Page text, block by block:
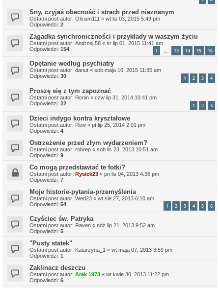
Sny, czyjaś obecność i strach przed nieznanym
Ostatni post autor: Olciam111 « wt lis 03, 2015 5:49 pm
Odpowiedzi: 2
Zagadka synchroniczności i przykłady w waszym życiu
Ostatni post autor: Andrzej 58 « śr lip 01, 2015 11:41 am
Odpowiedzi: 154 1 13 14 15 16
Opętanie według psychiatry
Ostatni post autor: danut « sob maja 16, 2015 11:35 am
Odpowiedzi: 30 1 2 3 4
Proszę się z tym zapoznać
Ostatni post autor: Ronin « czw lip 31, 2014 10:41 pm
Odpowiedzi: 22 1 2 3
Dzieci indygo kontra kryształowe
Ostatni post autor: Rew « pt lip 25, 2014 2:01 pm
Odpowiedzi: 4
Ostrzeżenie przed złym wydarzeniem?
Ostatni post autor: robrep « sob lis 23, 2013 10:51 am
Odpowiedzi: 9
Co mogą przedstawiać te fotki?
Ostatni post autor: Rysiek23 « pn lis 04, 2013 4:36 pm
Odpowiedzi: 7
Moje historie-pytania-przemyślenia
Ostatni post autor: Wed23 « wt sie 27, 2013 6:10 am
Odpowiedzi: 54 1 2 3 4 5 6
Czyściec św. Patryka
Ostatni post autor: Raven « ndz lip 21, 2013 9:52 am
Odpowiedzi: 5
"Pusty statek"
Ostatni post autor: Katarzyna_1 « wt maja 07, 2013 3:59 pm
Odpowiedzi: 1
Zaklinacz deszczu
Ostatni post autor: Arek 1973 « wt kwie 30, 2013 11:22 pm
Odpowiedzi: 6